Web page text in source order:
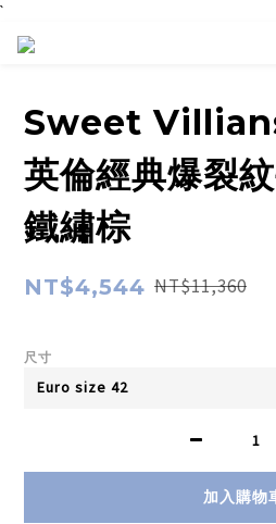
`
Sweet
英倫經典爆裂
鐵繡棕
NT$4,544 NT$11,360
尺寸
加入購物